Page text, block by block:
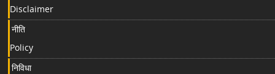
Disclaimer
नीति
Policy
निविधा